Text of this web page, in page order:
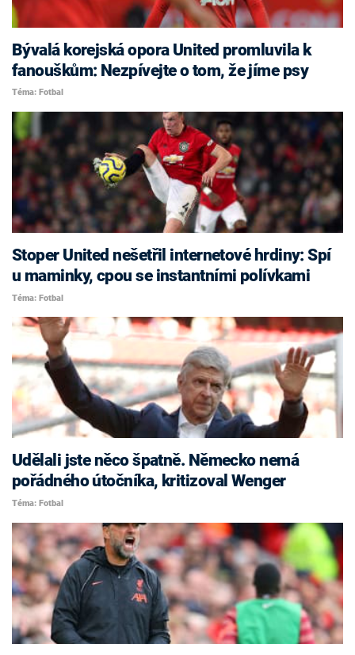
Bývalá korejská opora United promluvila k
fanouškům: Nezpívejte o tom, že jíme psy
Téma: Fotbal
Stoper United nešetřil internetové hrdiny: Spí
u maminky, cpou se instantními polívkami
Téma: Fotbal
Udělali jste něco špatně. Německo nemá
pořádného útočníka, kritizoval Wenger
Téma: Fotbal